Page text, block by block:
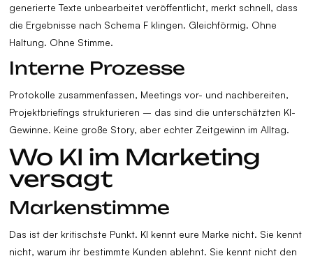
generierte Texte unbearbeitet veröffentlicht, merkt schnell, dass
die Ergebnisse nach Schema F klingen. Gleichförmig. Ohne
Haltung. Ohne Stimme.
Interne Prozesse
Protokolle zusammenfassen, Meetings vor- und nachbereiten,
Projektbriefings strukturieren – das sind die unterschätzten KI-
Gewinne. Keine große Story, aber echter Zeitgewinn im Alltag.
Wo KI im Marketing
versagt
Markenstimme
Das ist der kritischste Punkt. KI kennt eure Marke nicht. Sie kennt
nicht, warum ihr bestimmte Kunden ablehnt. Sie kennt nicht den